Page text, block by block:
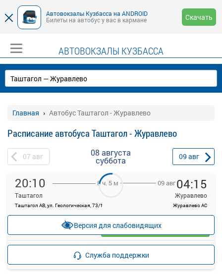
Автовокзалы Кузбасса на ANDROID
Билеты на автобус у вас в кармане
Скачать
АВТОВОКЗАЛЫ КУЗБАССА
Главная Автобус Таштагол - Журавлево
Расписание автобуса Таштагол - Журавлево
07 авг 08 августа
суббота 09 авг
20:10
Таштагол
Таштагол АВ, ул. Геологическая, 73/1
8 ч. 5 м 09 авг04:15
Журавлево
Журавлево АС
—
Загрузить цену
Версия для слабовидящих
Служба поддержки